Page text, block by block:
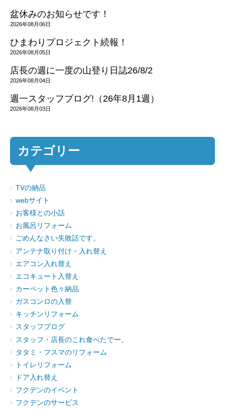
盆休みのお知らせです！
2026年08月06日
ひまわりプロジェクト続報！
2026年08月05日
店長の週に一度の山登り日誌26/8/2
2026年08月04日
週一スタッフブログ!（26年8月1週）
2026年08月03日
カテゴリー
TVの納品
webサイト
お客様との小話
お風呂リフォーム
ごめんなさい失敗話です。
アンテナ取り付け・入れ替え
エアコン入れ替え
エコキュート入替え
カーペット色々納品
ガスコンロの入替
キッチンリフォーム
スタッフブログ
スタッフ・店長のこれ食べたでー。
タタミ・フスマのリフォーム
トイレリフォーム
ドア入れ替え
フクデンのイベント
フクデンのサービス